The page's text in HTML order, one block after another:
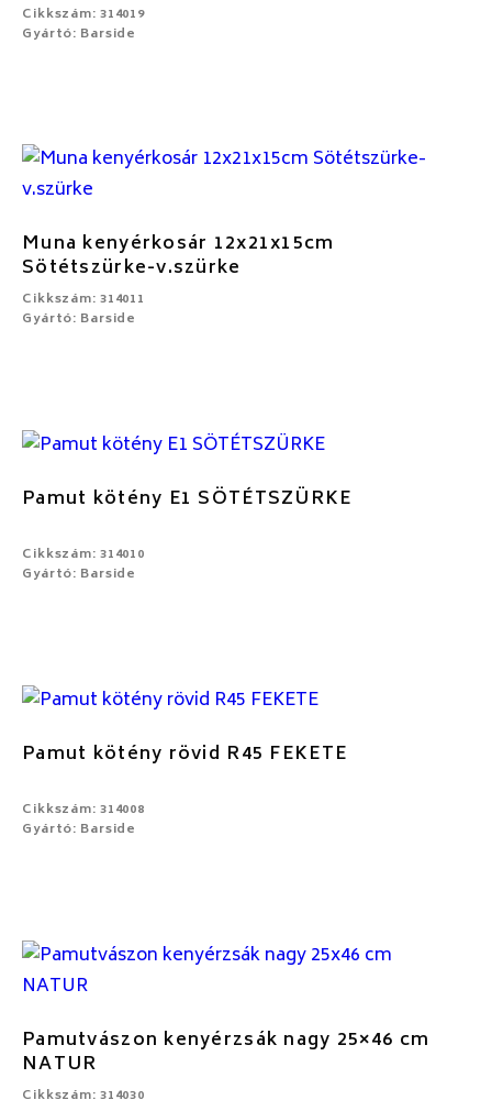
Cikkszám: 314019
Gyártó: Barside
Muna kenyérkosár 12x21x15cm
Sötétszürke-v.szürke
Cikkszám: 314011
Gyártó: Barside
Pamut kötény E1 SÖTÉTSZÜRKE
Cikkszám: 314010
Gyártó: Barside
Pamut kötény rövid R45 FEKETE
Cikkszám: 314008
Gyártó: Barside
Pamutvászon kenyérzsák nagy 25×46 cm
NATUR